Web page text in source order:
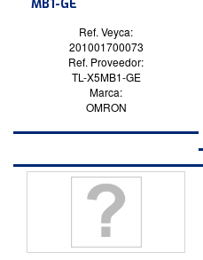
MB1-GE
Ref. Veyca:
201001700073
Ref. Proveedor:
TL-X5MB1-GE
Marca:
OMRON